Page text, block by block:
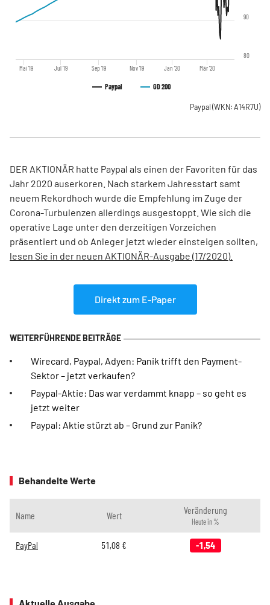
Paypal GD 200
Mai '19 Jul '19 Sep '19 Nov '19 Jan '20 Mär '20
80
90
Paypal (WKN: A14R7U)
DER AKTIONÄR hatte Paypal als einen der Favoriten für das
Jahr 2020 auserkoren. Nach starkem Jahresstart samt
neuem Rekordhoch wurde die Empfehlung im Zuge der
Corona-Turbulenzen allerdings ausgestoppt. Wie sich die
operative Lage unter den derzeitigen Vorzeichen
präsentiert und ob Anleger jetzt wieder einsteigen sollten,
lesen Sie in der neuen AKTIONÄR-Ausgabe (17/2020).
Direkt zum E-Paper
Wirecard, Paypal, Adyen: Panik trifft den Payment-
Sektor – jetzt verkaufen?
Paypal-Aktie: Das war verdammt knapp – so geht es
jetzt weiter
Paypal: Aktie stürzt ab – Grund zur Panik?
Behandelte Werte
Name Wert Veränderung
Heute in %
PayPal 51,08 € -1,54